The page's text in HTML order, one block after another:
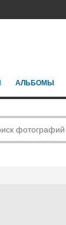
АЛЬБОМЫ